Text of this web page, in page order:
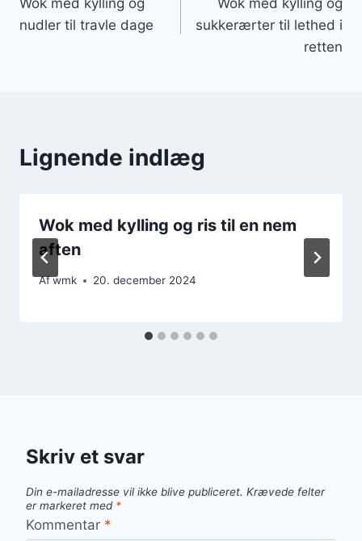
nudler til travle dage
sukkerærter til lethed i
retten
Lignende indlæg
Wok med kylling og ris til en nem
aften
Afwmk 20. december 2024
Skriv et svar
Din e-mailadresse vil ikke blive publiceret. Krævede felter
er markeret med *
Kommentar *